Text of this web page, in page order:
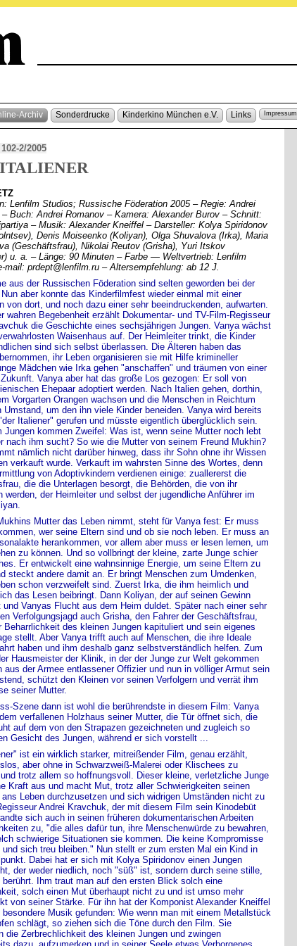
Archiv Sonderdrucke Kinderkino München e.V. Links Impressum
2/2005
Lenfilm Studios; Russische Föderation 2005 – Regie: Andrei
Buch: Andrei Romanov – Kamera: Alexander Burov – Schnitt:
– Musik: Alexander Kneiffel – Darsteller: Kolya Spiridonov
Denis Moiseenko (Koliyan), Olga Shuvalova (Irka), Maria
(Geschäftsfrau), Nikolai Reutov (Grisha), Yuri Itskov
u. a. – Länge: 90 Minuten – Farbe — Weltvertrieb: Lenfilm
mail: prdept@lenfilm.ru – Altersempfehlung: ab 12 J.
aus der Russischen Föderation sind selten geworden bei der
Nun aber konnte das Kinderfilmfest wieder einmal mit einer
von dort, und noch dazu einer sehr beeindruckenden, aufwarten.
wahren Begebenheit erzählt Dokumentar- und TV-Film-Regisseur
die Geschichte eines sechsjährigen Jungen. Vanya wächst
Waisenhaus auf. Der Heimleiter trinkt, die Kinder
sind sich selbst überlassen. Die Älteren haben das
ihr Leben organisieren sie mit Hilfe krimineller
Mädchen wie Irka gehen "anschaffen" und träumen von einer
Vanya aber hat das große Los gezogen: Er soll von
Ehepaar adoptiert werden. Nach Italien gehen, dorthin,
Vorgarten Orangen wachsen und die Menschen in Reichtum
Umstand, um den ihn viele Kinder beneiden. Vanya wird bereits
Italiener" gerufen und müsste eigentlich überglücklich sein.
Jungen kommen Zweifel: Was ist, wenn seine Mutter noch lebt
nach ihm sucht? So wie die Mutter von seinem Freund Mukhin?
nämlich nicht darüber hinweg, dass ihr Sohn ohne ihr Wissen
verkauft wurde. Verkauft im wahrsten Sinne des Wortes, denn
von Adoptivkindern verdienen einige: zuallererst die
die die Unterlagen besorgt, die Behörden, die von ihr
werden, der Heimleiter und selbst der jugendliche Anführer im
Mutter das Leben nimmt, steht für Vanya fest: Er muss
wer seine Eltern sind und ob sie noch leben. Er muss an
herankommen, vor allem aber muss er lesen lernen, um
zu können. Und so vollbringt der kleine, zarte Junge schier
Er entwickelt eine wahnsinnige Energie, um seine Eltern zu
steckt andere damit an. Er bringt Menschen zum Umdenken,
schon verzweifelt sind. Zuerst Irka, die ihm heimlich und
das Lesen beibringt. Dann Koliyan, der auf seinen Gewinn
und Vanyas Flucht aus dem Heim duldet. Später nach einer sehr
Verfolgungsjagd auch Grisha, den Fahrer der Geschäftsfrau,
Beharrlichkeit des kleinen Jungen kapituliert und sein eigenes
stellt. Aber Vanya trifft auch auf Menschen, die ihre Ideale
haben und ihm deshalb ganz selbstverständlich helfen. Zum
Hausmeister der Klinik, in der der Junge zur Welt gekommen
aus der Armee entlassener Offizier und nun in völliger Armut sein
schützt den Kleinen vor seinen Verfolgern und verrät ihm
seiner Mutter.
Szene dann ist wohl die berührendste in diesem Film: Vanya
verfallenen Holzhaus seiner Mutter, die Tür öffnet sich, die
auf dem von den Strapazen gezeichneten und zugleich so
Gesicht des Jungen, während er sich vorstellt ...
ist ein wirklich starker, mitreißender Film, genau erzählt,
aber ohne in Schwarzweiß-Malerei oder Klischees zu
trotz allem so hoffnungsvoll. Dieser kleine, verletzliche Junge
Kraft aus und macht Mut, trotz aller Schwierigkeiten seinen
Leben durchzusetzen und sich widrigen Umständen nicht zu
Andrei Kravchuk, der mit diesem Film sein Kinodebüt
sich auch in seinen früheren dokumentarischen Arbeiten
zu, "die alles dafür tun, ihre Menschenwürde zu bewahren,
schwierige Situationen sie kommen. Die keine Kompromisse
sich treu bleiben." Nun stellt er zum ersten Mal ein Kind in
Dabei hat er sich mit Kolya Spiridonov einen Jungen
der weder niedlich, noch "süß" ist, sondern durch seine stille,
berührt. Ihm traut man auf den ersten Blick solch eine
solch einen Mut überhaupt nicht zu und ist umso mehr
von seiner Stärke. Für ihn hat der Komponist Alexander Kneiffel
besondere Musik gefunden: Wie wenn man mit einem Metallstück
schlägt, so ziehen sich die Töne durch den Film. Sie
die Zerbrechlichkeit des kleinen Jungen und zwingen